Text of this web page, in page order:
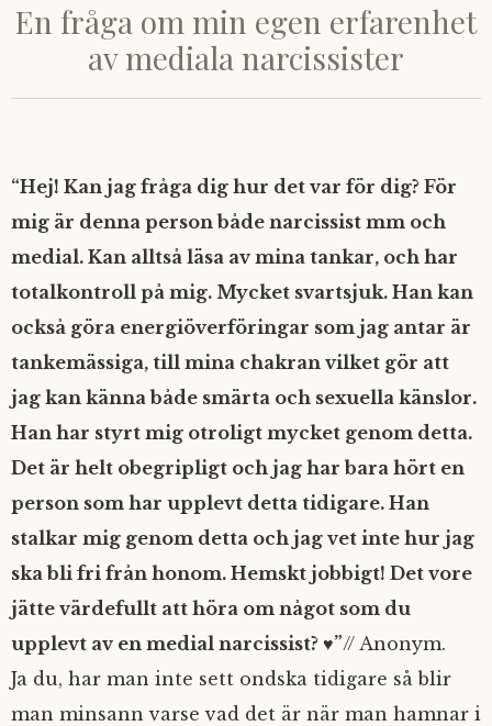
En fråga om min egen erfarenhet
av mediala narcissister
“Hej! Kan jag fråga dig hur det var för dig? För
mig är denna person både narcissist mm och
medial. Kan alltså läsa av mina tankar, och har
totalkontroll på mig. Mycket svartsjuk. Han kan
också göra energiöverföringar som jag antar är
tankemässiga, till mina chakran vilket gör att
jag kan känna både smärta och sexuella känslor.
Han har styrt mig otroligt mycket genom detta.
Det är helt obegripligt och jag har bara hört en
person som har upplevt detta tidigare. Han
stalkar mig genom detta och jag vet inte hur jag
ska bli fri från honom. Hemskt jobbigt! Det vore
jätte värdefullt att höra om något som du
upplevt av en medial narcissist? ♥”// Anonym.
Ja du, har man inte sett ondska tidigare så blir
man minsann varse vad det är när man hamnar i